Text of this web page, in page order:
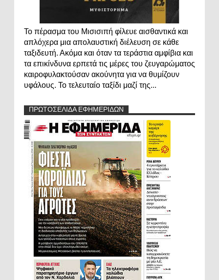
Το πέρασμα του Μισισιπή φίλευε αισθαντικά και
απλόχερα μια απολαυστική διέλευση σε κάθε
ταξιδευτή. Ακόμα και όταν τα τεράστια αμφίβια και
τα επικίνδυνα ερπετά τις μέρες του ζευγαρώματος
καιροφυλακτούσαν ακούνητα για να θυμίζουν
υφάλους. Το τελευταίο ταξίδι μαζί της...
ΠΡΩΤΟΣΕΛΙΔΑ ΕΦΗΜΕΡΙΔΩΝ